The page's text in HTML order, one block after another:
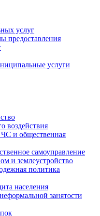
услуг
предоставления
услуги
воздействия
ЧС и общественная
самоуправление
и землеустройство
политика
населения
занятости